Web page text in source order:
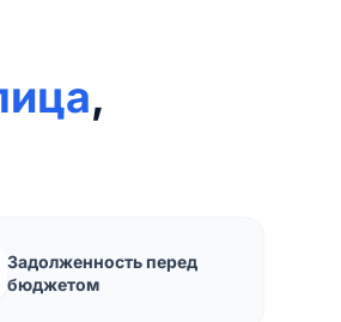
,
Задолженность перед
бюджетом